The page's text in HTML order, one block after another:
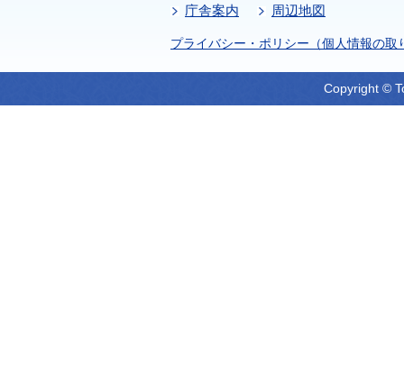
庁舎案内
周辺地図
プライバシー・ポリシー（個人情報の取
Copyright ©